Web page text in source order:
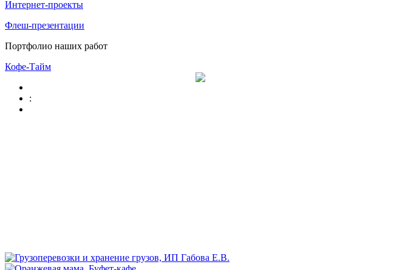
Интернет-проекты
Флеш-презентации
Портфолио наших работ
Кофе-Тайм
: